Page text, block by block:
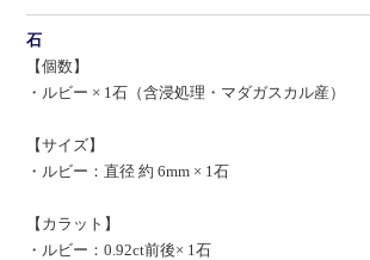
石
【個数】
・ルビー × 1石（含浸処理・マダガスカル産）
【サイズ】
・ルビー：直径 約 6mm × 1石
【カラット】
・ルビー：0.92ct前後× 1石